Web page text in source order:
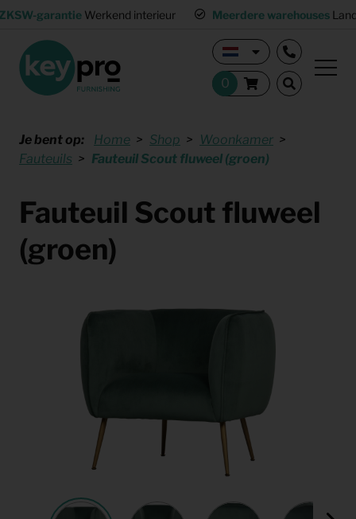
garantie Werkend interieur Meerdere warehouses
Je bent op: Home Shop
Woonkamer
Fauteuils
Fauteuil Scout fluweel (groen)
Fauteuil Scout fluweel
(groen)